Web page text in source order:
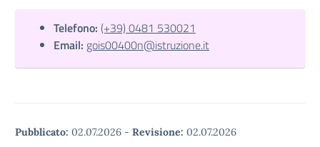
Telefono: (+39) 0481 530021
Email: gois00400n@istruzione.it
Pubblicato: 02.07.2026 - Revisione: 02.07.2026